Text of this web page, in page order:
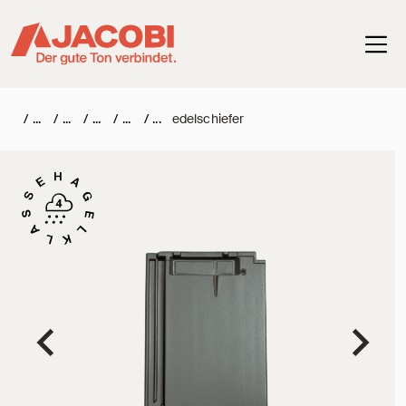
/ / / / / edelschiefer